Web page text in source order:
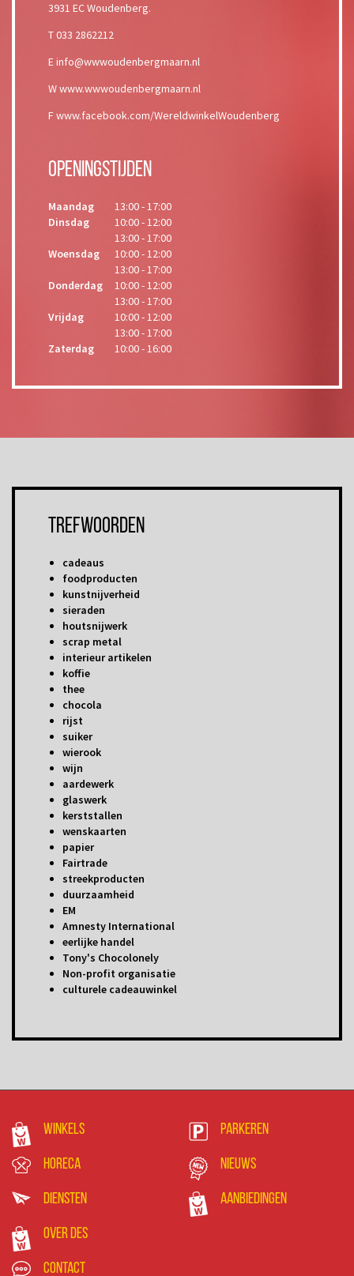
3931 EC Woudenberg.
T 033 2862212
E info@wwwoudenbergmaarn.nl
W www.wwwoudenbergmaarn.nl
F www.facebook.com/WereldwinkelWoudenberg
Openingstijden
Maandag
13:00 - 17:00
Dinsdag
10:00 - 12:00
13:00 - 17:00
Woensdag
10:00 - 12:00
13:00 - 17:00
Donderdag
10:00 - 12:00
13:00 - 17:00
Vrijdag
10:00 - 12:00
13:00 - 17:00
Zaterdag
10:00 - 16:00
Trefwoorden
cadeaus
foodproducten
kunstnijverheid
sieraden
houtsnijwerk
scrap metal
interieur artikelen
koffie
thee
chocola
rijst
suiker
wierook
wijn
aardewerk
glaswerk
kerststallen
wenskaarten
papier
Fairtrade
streekproducten
duurzaamheid
EM
Amnesty International
eerlijke handel
Tony's Chocolonely
Non-profit organisatie
culturele cadeauwinkel
Winkels
Horeca
Diensten
Parkeren
Nieuws
Aanbiedingen
Over DES
Contact